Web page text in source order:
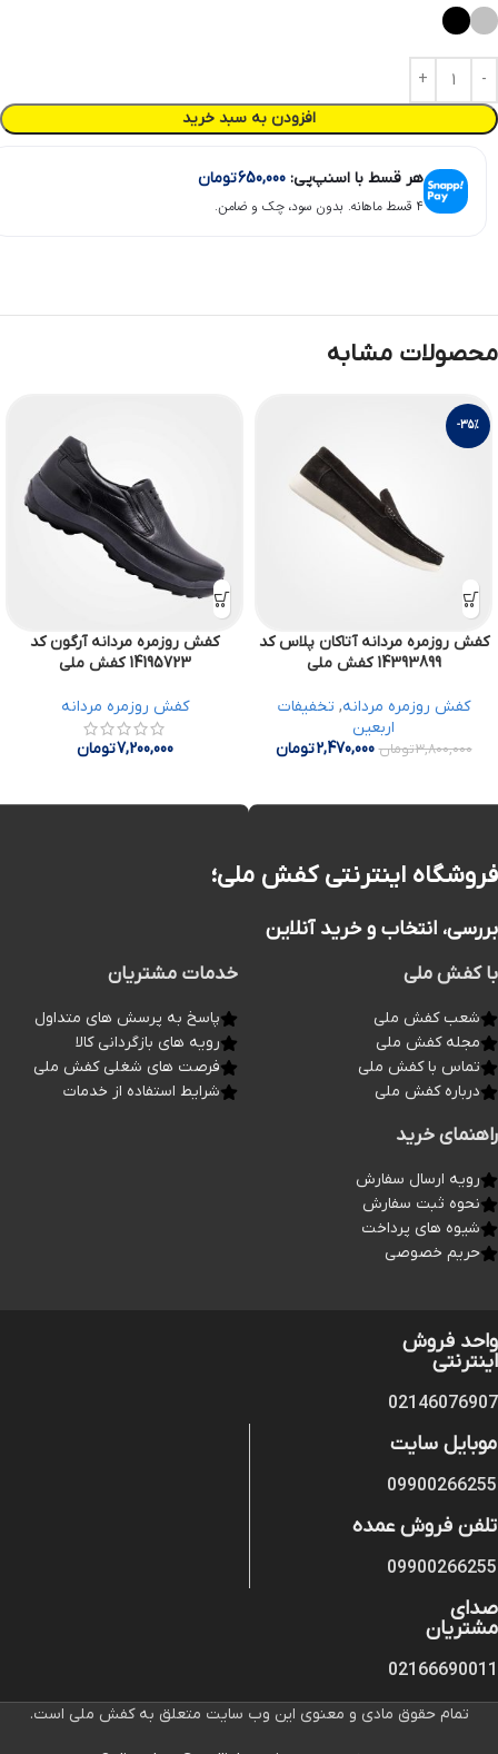
افزودن به سبد خرید
هر قسط با اسنپ‌پی: 650,000تومان
۴ قسط ماهانه. بدون سود، چک و ضامن.
محصولات مشابه
-35%
کفش روزمره مردانه آتاکان پلاس کد
14393899 کفش ملی
کفش روزمره مردانه, تخفیفات
اربعین
3,800,000تومان 2,470,000تومان
کفش روزمره مردانه آرگون کد
14195723 کفش ملی
کفش روزمره مردانه
7,200,000تومان
فروشگاه اینترنتی کفش ملی؛
بررسی، انتخاب و خرید آنلاین
با کفش ملی
شعب کفش ملی
مجله کفش ملی
تماس با کفش ملی
درباره کفش ملی
خدمات مشتریان
پاسخ به پرسش های متداول
رویه های بازگردانی کالا
فرصت های شغلی کفش ملی
شرایط استفاده از خدمات
راهنمای خرید
رویه ارسال سفارش
نحوه ثبت سفارش
شیوه های پرداخت
حریم خصوصی
واحد فروش
اینترنتی
02146076907
موبایل سایت
09900266255
تلفن فروش عمده
09900266255
صدای
مشتریان
02166690011
تمام حقوق مادی و معنوی این وب سایت متعلق به کفش ملی است.